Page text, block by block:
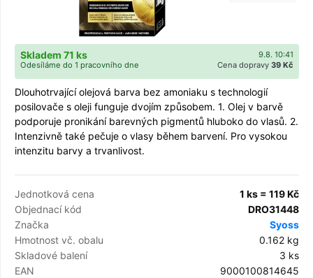
9.8. 10:41
Skladem 71 ks
Cena dopravy 39 Kč
Odesíláme do 1 pracovního dne
Dlouhotrvající olejová barva bez amoniaku s technologií
posilovače s oleji funguje dvojím způsobem. 1. Olej v barvě
podporuje pronikání barevných pigmentů hluboko do vlasů. 2.
Intenzivně také pečuje o vlasy během barvení. Pro vysokou
intenzitu barvy a trvanlivost.
Jednotková cena
1 ks = 119 Kč
Objednací kód
DRO31448
Značka
Syoss
Hmotnost vč. obalu
0.162 kg
Skladové balení
3 ks
EAN
9000100814645